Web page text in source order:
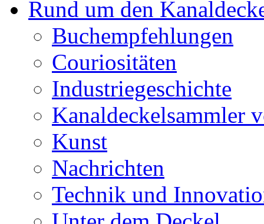
Rund um den
Buchempfehlungen
Couriositäten
Industriegeschichte
Kanaldeckelsammler
Kunst
Nachrichten
Technik und